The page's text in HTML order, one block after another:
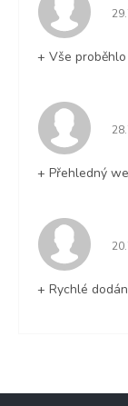
+ Vše proběhlo
+ Přehledný
+ Rychlé